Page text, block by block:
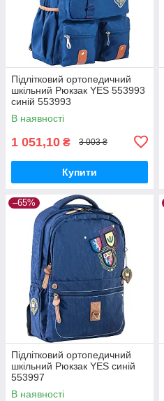
Підлітковий ортопедичний
шкільний Рюкзак YES 553993
синій 553993
В наявності
1 051,10 ₴ 3 003 ₴
Купити
–65%
Підлітковий ортопедичний
шкільний Рюкзак YES синій
553997
В наявності